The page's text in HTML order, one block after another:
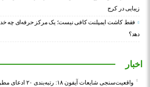
زیبایی در کرج
فقط کاشت ایمپلنت کافی نیست؛ یک مرکز حرفه‌ای چه
دهد؟
اخبار
واقعیت‌سنجی شایعات